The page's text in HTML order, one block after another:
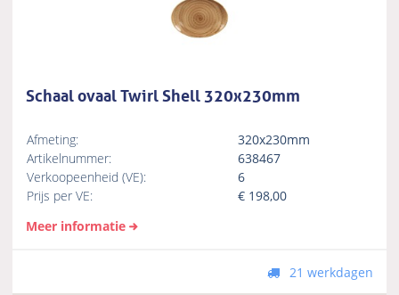
Schaal ovaal Twirl Shell 320x230mm
Afmeting:
320x230mm
Artikelnummer:
638467
Verkoopeenheid (VE):
6
Prijs per VE:
€ 198,00
Meer informatie
21 werkdagen